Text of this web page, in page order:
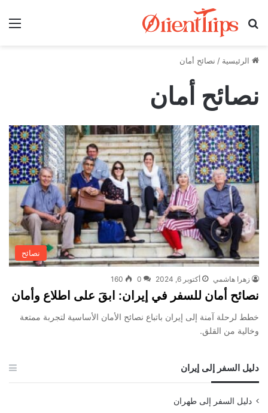
بحث عن
الرئيسية / نصائح أمان
نصائح أمان
نصائح
زهرا هاشمي أكتوبر 6, 2024 0
160
نصائح أمان للسفر في إيران: ابقَ على اطلاع وأمان
خطط لرحلة آمنة إلى إيران باتباع نصائح الأمان الأساسية لتجربة ممتعة
وخالية من القلق.
دليل السفر إلى إيران
دليل السفر إلى طهران